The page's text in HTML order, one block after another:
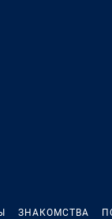
ЗНАКОМСТВА